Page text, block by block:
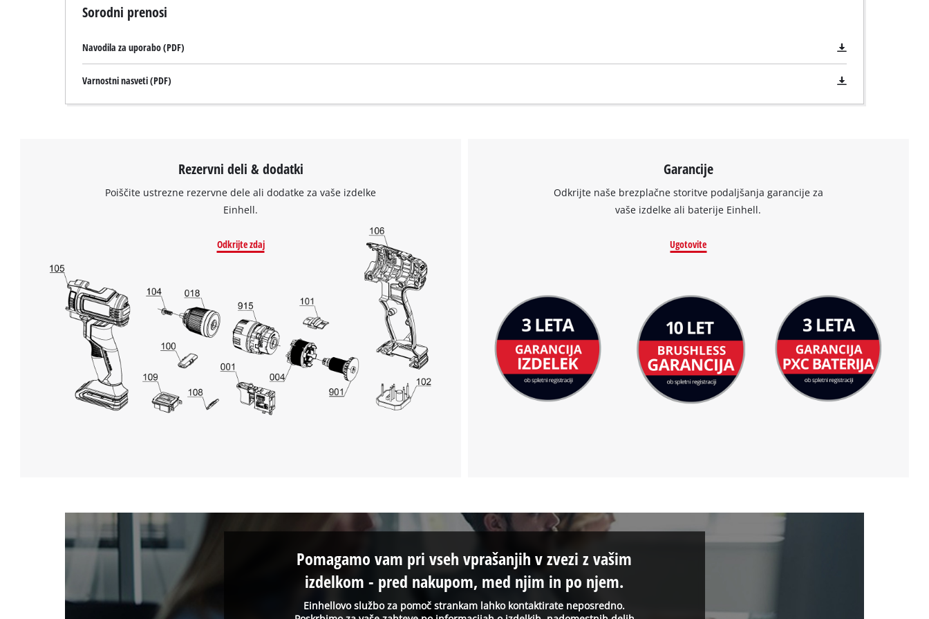
Sorodni prenosi
Navodila za uporabo (PDF)
Varnostni nasveti (PDF)
Rezervni deli & dodatki
Poiščite ustrezne rezervne dele ali dodatke za vaše izdelke
Einhell.
Odkrijte zdaj
Garancije
Odkrijte naše brezplačne storitve podaljšanja garancije za
vaše izdelke ali baterije Einhell.
Ugotovite
Einhellovo službo za pomoč strankam lahko kontaktirate neposredno.
Pomagamo vam pri vseh vprašanjih v zvezi z vašim
izdelkom - pred nakupom, med njim in po njem.